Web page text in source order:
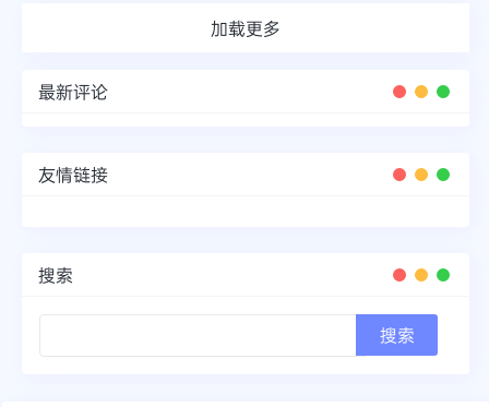
加载更多
最新评论
友情链接
搜索